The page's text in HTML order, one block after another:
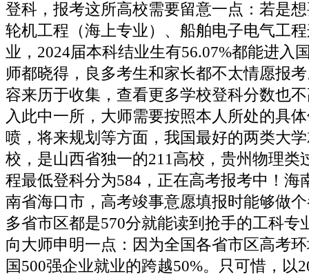
登科，报考这所高校需要留意一点：若是
轮机工程（海上专业）、船舶电子电气工
业，2024届本科结业生有56.07%都能进入
师都晓得，良多考生和家长都不太情愿报
容来历于收集，查看更多学校登科分数也
入此中一所，大师需要按照本人所处的具
喷，将来规划等方面，我国最好的两类大
校，是山西省独一的211高校，贵州物理类
程最低登科分为584，正在高考报考中！海
南省海口市，高考竣事意愿填报时能够做
多省市区都是570分就能读到抢手的工科专
向大师申明一点：因为全国各省市区高考
国500强企业就业的跨越50%。只可惜，以